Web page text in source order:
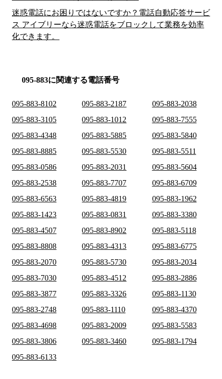
迷惑電話にお困りではないですか？電話自動応答サービ
ス アイブリーなら迷惑電話をブロックして業務を効率
化できます。
095-883に関連する電話番号
095-883-8102 095-883-2187
095-883-2038
095-883-3105
095-883-1012
095-883-7555
095-883-4348
095-883-5885
095-883-5840
095-883-8885
095-883-5530
095-883-5511
095-883-0586
095-883-2031
095-883-5604
095-883-2538
095-883-7707
095-883-6709
095-883-6563
095-883-4819
095-883-1962
095-883-1423
095-883-0831
095-883-3380
095-883-4507
095-883-8902
095-883-5118
095-883-8808
095-883-4313
095-883-6775
095-883-2070
095-883-5730
095-883-2034
095-883-7030
095-883-4512
095-883-2886
095-883-3877
095-883-3326
095-883-1130
095-883-2748
095-883-1110
095-883-4370
095-883-4698
095-883-2009
095-883-5583
095-883-3806
095-883-3460
095-883-1794
095-883-6133